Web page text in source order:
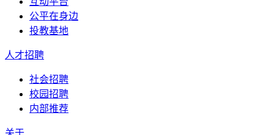
公平在身边
投教基地
人才招聘
社会招聘
校园招聘
内部推荐
关于